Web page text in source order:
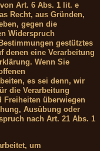
Art. 6 Abs. 1 lit. e
Recht, aus Gründen,
gegen die
Widerspruch
gestütztes
denen eine Verarbeitung
Wenn Sie
es sei denn, wir
die Verarbeitung
Freiheiten überwiegen
Ausübung oder
nach Art. 21 Abs. 1
um